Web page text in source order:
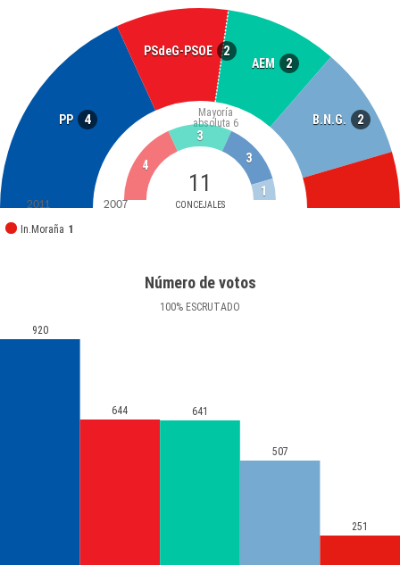
PP 4
PSdeG-PSOE 2
AEM 2
B.N.G. 2
11
CONCEJALES
Mayoría
absoluta 6
In.Moraña 1
4
3
3
1
2011 2007
Número de votos
100% ESCRUTADO
920
644 641
507
251